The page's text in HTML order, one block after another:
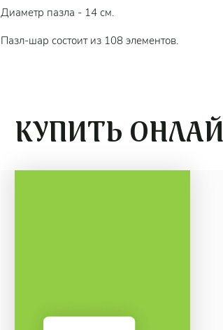
Диаметр пазла - 14 см.
Пазл-шар состоит из 108 элементов.
КУПИТЬ